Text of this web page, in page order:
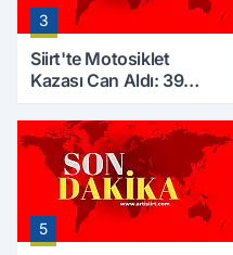
3
Siirt'te Motosiklet
Kazası Can Aldı: 39
Hayatını Kaybetti
5